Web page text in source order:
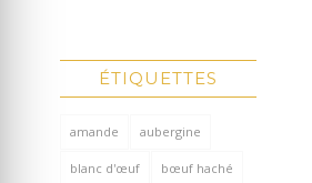
ÉTIQUETTES
amande aubergine
blanc d'œuf bœuf haché